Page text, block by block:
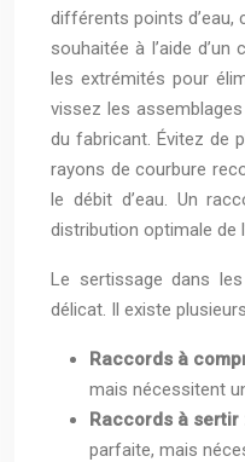
différents points d’eau,
souhaitée à l’aide
les extrémités pour
vissez les
du fabricant. Évitez de
rayons de courbure
le débit d’eau. Un
distribution optimale de
Le sertissage dans
délicat. Il existe
Raccords à
mais nécessitent
Raccords à sertir
parfaite, mais